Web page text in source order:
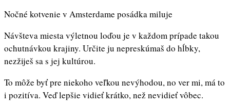
Nočné kotvenie v Amsterdame posádka miluje
Návšteva miesta výletnou loďou je v každom prípade takou
ochutnávkou krajiny. Určite ju nepreskúmaš do hĺbky,
nezžiješ sa s jej kultúrou.
To môže byť pre niekoho veľkou nevýhodou, no ver mi, má to
i pozitíva. Veď lepšie vidieť krátko, než nevidieť vôbec.